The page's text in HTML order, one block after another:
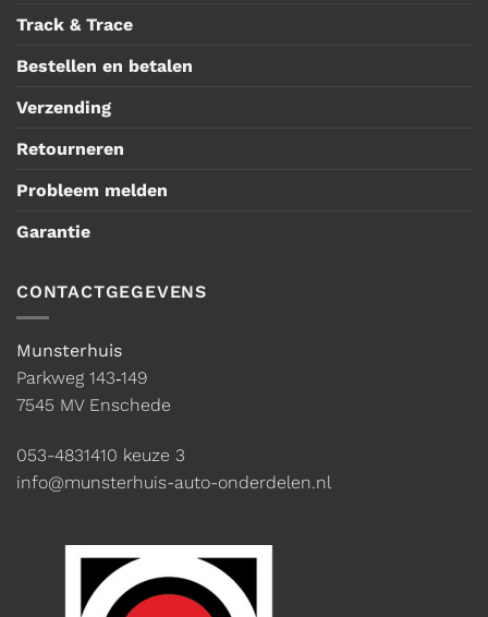
Track & Trace
Bestellen en betalen
Verzending
Retourneren
Probleem melden
Garantie
CONTACTGEGEVENS
Munsterhuis
Parkweg 143‑149
7545 MV Enschede
053-4831410 keuze 3
info@munsterhuis-auto-onderdelen.nl